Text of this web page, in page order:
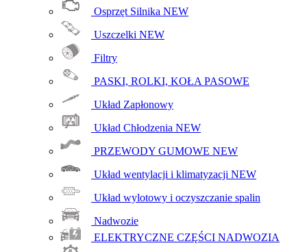
Osprzęt Silnika NEW
Uszczelki NEW
Filtry
PASKI, ROLKI, KOŁA PASOWE
Układ Zapłonowy
Układ Chłodzenia NEW
PRZEWODY GUMOWE NEW
Układ wentylacji i klimatyzacji NEW
Układ wylotowy i oczyszczanie spalin
Nadwozie
ELEKTRYCZNE CZĘŚCI NADWOZIA